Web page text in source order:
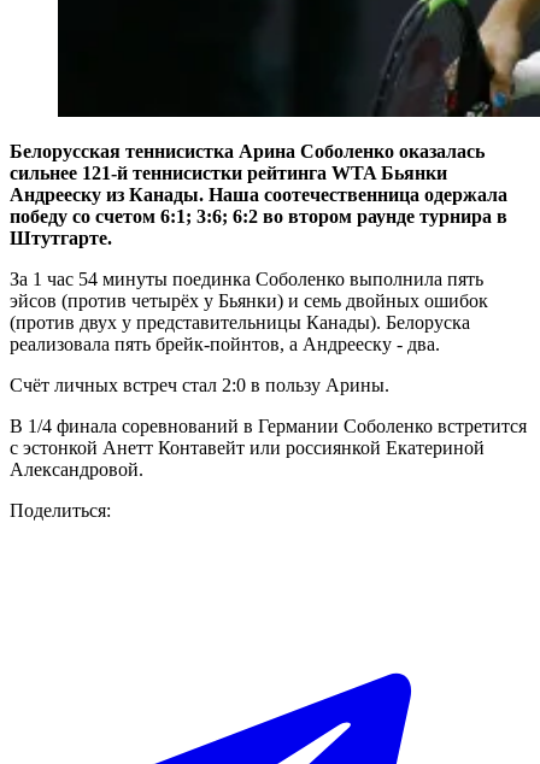
Белорусская теннисистка Арина Соболенко оказалась
сильнее 121-й теннисистки рейтинга WTA Бьянки
Андрееску из Канады. Наша соотечественница одержала
победу со счетом 6:1; 3:6; 6:2 во втором раунде турнира в
Штутгарте.
За 1 час 54 минуты поединка Соболенко выполнила пять
эйсов (против четырёх у Бьянки) и семь двойных ошибок
(против двух у представительницы Канады). Белоруска
реализовала пять брейк-пойнтов, а Андрееску - два.
Счёт личных встреч стал 2:0 в пользу Арины.
В 1/4 финала соревнований в Германии Соболенко встретится
с эстонкой Анетт Контавейт или россиянкой Екатериной
Александровой.
Поделиться: